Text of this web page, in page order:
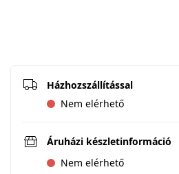
Házhozszállítással
Nem elérhető
Áruházi készletinformáció
Nem elérhető